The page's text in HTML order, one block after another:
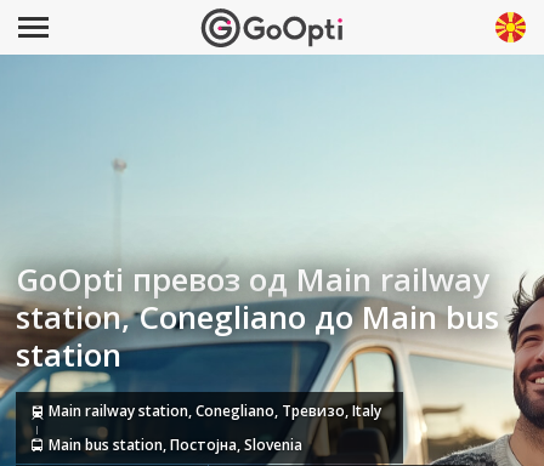
GoOpti превоз од Main railway
station, Conegliano до Main bus
station
Main railway station, Conegliano, Тревизо, Italy
Main bus station, Постојна, Slovenia